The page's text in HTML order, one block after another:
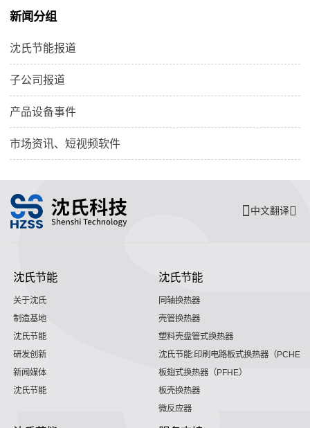
新闻分组
沈氏节能报道
子公司报道
产品设备事件
市场资讯、短视频软件
中文翻译
沈氏节能
关于沈氏
制造基地
沈氏节能
研发创新
新闻媒体
沈氏节能
沈氏节能
同轴换热器
壳管换热器
塑料壳盘管式换热器
沈氏节能:印刷电路板式换热器（PCHE）
板翅式换热器（PFHE）
板壳换热器
微反应器